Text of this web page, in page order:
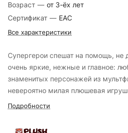
Возраст — от 3-ёх лет
Сертификат — EAC
Все характеристики
Супергерои спешат на помощь, не
очень яркие, нежные и главное:
знаменитых персонажей из
невероятно милая плюшевая
украшением детской комнаты и
Подробности